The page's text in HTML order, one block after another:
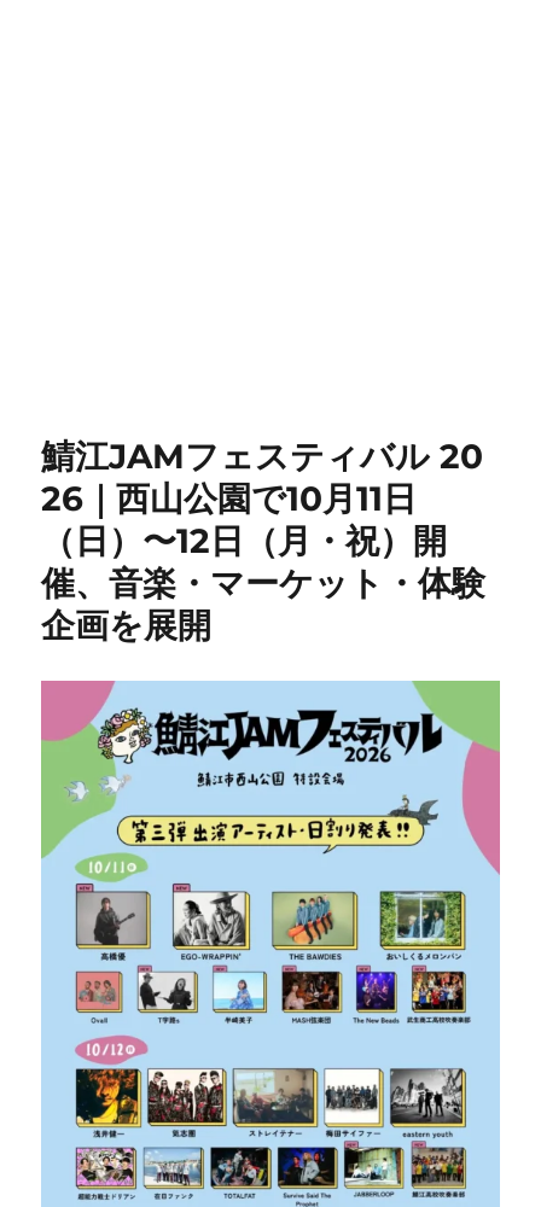
鯖江JAMフェスティバル 20
26｜西山公園で10月11日
（日）〜12日（月・祝）開
催、音楽・マーケット・体験
企画を展開